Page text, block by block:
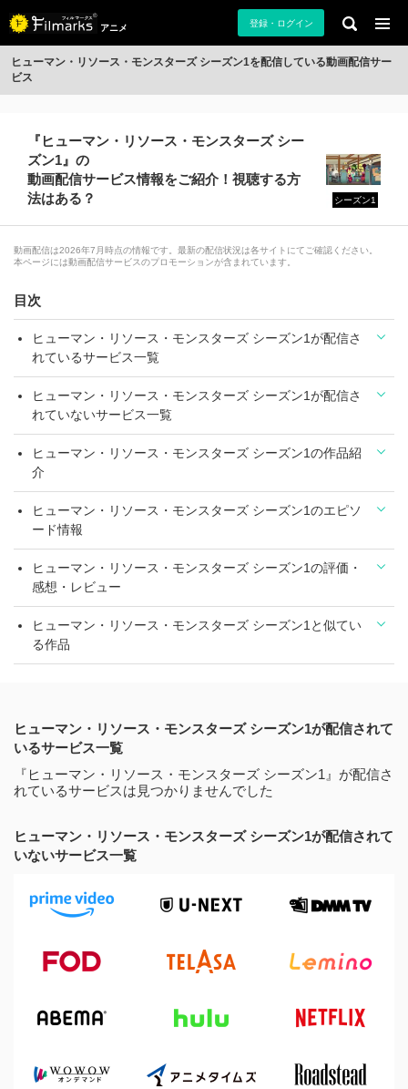
アニメ 登録・ログイン
ヒューマン・リソース・モンスターズ シーズン1を配信している動画配信サー
ビス
『ヒューマン・リソース・モンスターズ シー
ズン1』の
動画配信サービス情報をご紹介！視聴する方
法はある？
シーズン1
動画配信は2026年7月時点の情報です。最新の配信状況は各サイトにてご確認ください。
本ページには動画配信サービスのプロモーションが含まれています。
目次
ヒューマン・リソース・モンスターズ シーズン1が配信さ
れているサービス一覧
ヒューマン・リソース・モンスターズ シーズン1が配信さ
れていないサービス一覧
ヒューマン・リソース・モンスターズ シーズン1の作品紹
介
ヒューマン・リソース・モンスターズ シーズン1のエピソ
ード情報
ヒューマン・リソース・モンスターズ シーズン1の評価・
感想・レビュー
ヒューマン・リソース・モンスターズ シーズン1と似てい
る作品
ヒューマン・リソース・モンスターズ シーズン1が配信されて
いるサービス一覧
『ヒューマン・リソース・モンスターズ シーズン1』が配信さ
れているサービスは見つかりませんでした
ヒューマン・リソース・モンスターズ シーズン1が配信されて
いないサービス一覧